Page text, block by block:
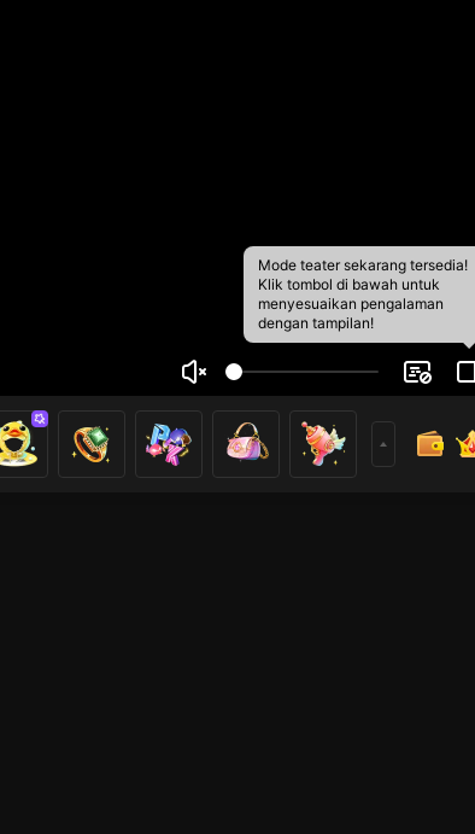
Mode teater sekarang tersedia!
Klik tombol di bawah untuk
menyesuaikan pengalaman
dengan tampilan!